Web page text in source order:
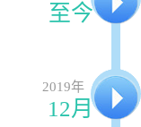
至今
2019年
12月